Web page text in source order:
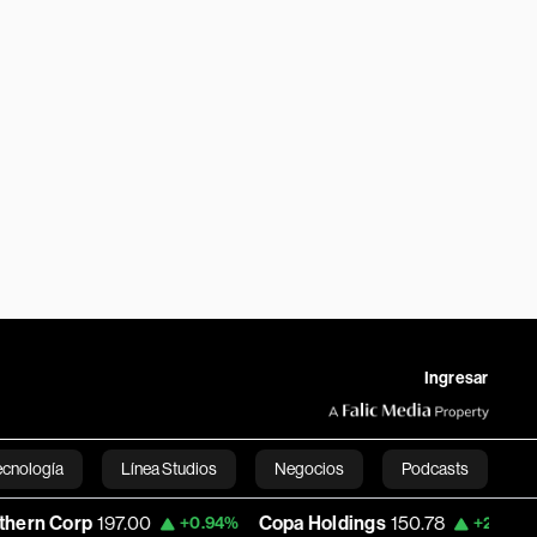
Ingresar
Línea Studios Negocios Podcasts
English
197.00 +0.94% Copa Holdings 150.78 +2.82% Banco